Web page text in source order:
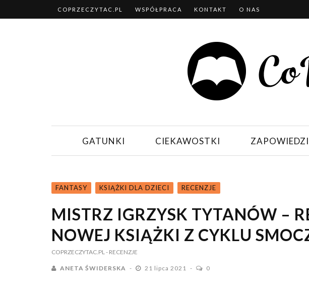
COPRZECZYTAC.PL WSPÓŁPRACA KONTAKT O NAS
GATUNKI CIEKAWOSTKI
FANTASY KSIĄŻKI DLA DZIECI RECENZJE
MISTRZ IGRZYSK TYTANÓW –
NOWEJ KSIĄŻKI Z CYKLU
COPRZECZYTAC.PL- RECENZJE
ANETA ŚWIDERSKA 21 lipca 2021 0